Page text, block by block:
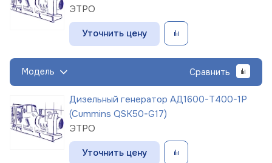
ЭТРО
Уточнить цену
Модель Сравнить
Дизельный генератор АД1600-Т400-1Р
(Cummins QSK50-G17)
ЭТРО
Уточнить цену